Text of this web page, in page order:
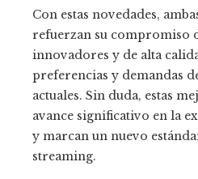
Con estas novedades,
refuerzan su compromiso
innovadores y de alta
preferencias y demandas
actuales. Sin duda, estas
avance significativo en la
y marcan un nuevo
streaming.